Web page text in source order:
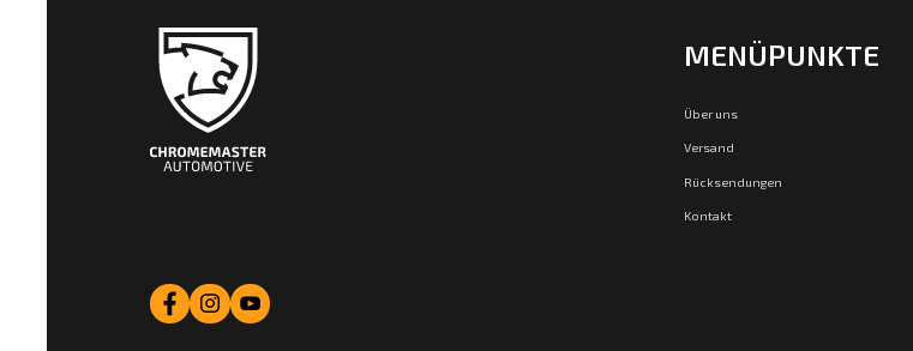
MENÜPUNKTE
Über uns
Versand
Rücksendungen
Kontakt